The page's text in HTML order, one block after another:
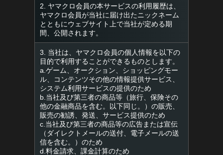
2. ヤマクロ会員の本サービスの利用履歴は、
ヤマクロ会員が当社に届け出たニックネーム
とともにウェブサイト上で当社が定める期
間、公開されます。
3. 当社は、ヤマクロ会員の個人情報を以下の
目的で利用することができるものとします。
a.ゲーム、オークション、ショッピングモー
ル、コンテンツその他の情報提供サービス、
システム利用サービスの提供のため
b.当社及び第三者の商品等（旅行、保険その
他の金融商品を含む。以下同じ。）の販売、
販売の勧誘、発送、サービス提供のため
c.当社及び第三者の商品等の広告または宣伝
（ダイレクトメールの送付、電子メールの送
信を含む。）のため
d.料金請求、課金計算のため